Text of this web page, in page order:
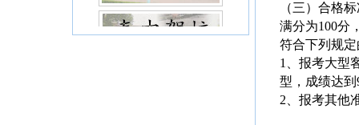
（三）合格
满分为100分
符合下列规
1、报考大型
型，成绩达到
2、报考其他